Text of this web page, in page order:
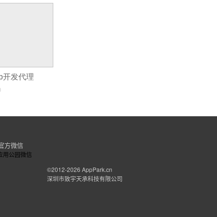
开发代理
方微信
©2012-2026 AppPark.cn
深圳市致宇天承科技有限公司